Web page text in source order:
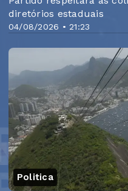
04/08/2026 • 21:23
diretórios estaduais
Politica